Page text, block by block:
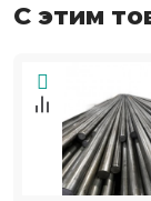
С этим